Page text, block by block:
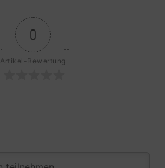
0
Artikel-Bewertung